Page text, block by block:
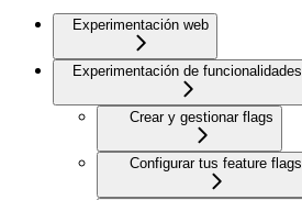
Experimentación web
Experimentación de funcionalidades
Crear y gestionar flags
Configurar tus feature flags